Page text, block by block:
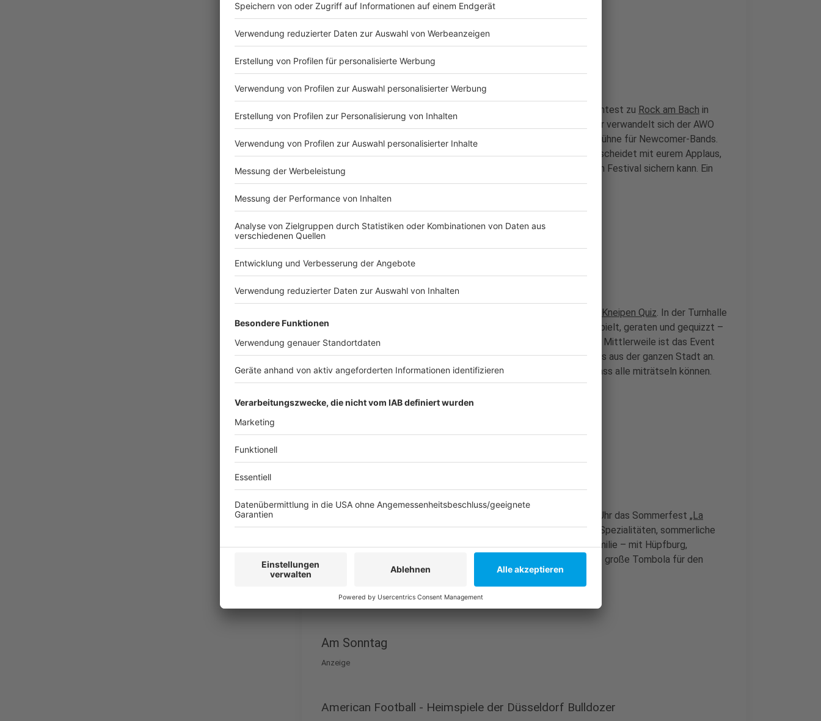
Anzeige
Bandcontest zu Rock am Bach
Anzeige
Wer wird der nächste große Sound aus Düsseldorf? Beim Bandcontest zu Rock am Bach in
Wersten bekommt ihr genau darauf die Antwort. Von 18 bis 22 Uhr verwandelt sich der AWO
Aktiv- und Stadtteiltreff an der Immigrather Straße in eine Live-Bühne für Newcomer-Bands.
Für nur 4 Euro Eintritt erlebt ihr frische Sounds, feiert mit und entscheidet mit eurem Applaus,
wer sich den begehrten Platz als Opening Act beim Rock am Bach Festival sichern kann. Ein
Abend voller Musik, Energie und echter Festival-Vibes.
TuS Treff Kneipen Quiz
Anzeige
TuS Treff Kneipen Quiz. In der Turnhalle
des TuS Nord an der Eckener Straße wird ab 18 Uhr in Teams gespielt, geraten und gequizzt –
mit zahlreichen Teilnehmenden und jeder Menge guter Stimmung. Mittlerweile ist das Event
längst aus der kleinen Kneipe herausgewachsen und zieht Quizfans aus der ganzen Stadt an.
Die Fragen laufen auf mehreren Displays und einer Leinwand, sodass alle miträtseln können.
Der Eintritt kostet 8 Euro.
Ein Stück Italien mitten in Düsseldorf: Am Samstag steigt ab 12 Uhr das Sommerfest „La
Dolce Vita“auf dem Barbarossaplatz. Freut euch auf italienische Spezialitäten, sommerliche
Drinks, Live-Musik und jede Menge Unterhaltung für die ganze Familie – mit Hüpfburg,
Karussell, Kinderschminken und vielem mehr. Außerdem gibt’s eine große Tombola für den
guten Zweck mit attraktiven Preisen, darunter sogar eine Vespa.
Anzeige
Am Sonntag
Anzeige
American Football - Heimspiele der Düsseldorf Bulldozer